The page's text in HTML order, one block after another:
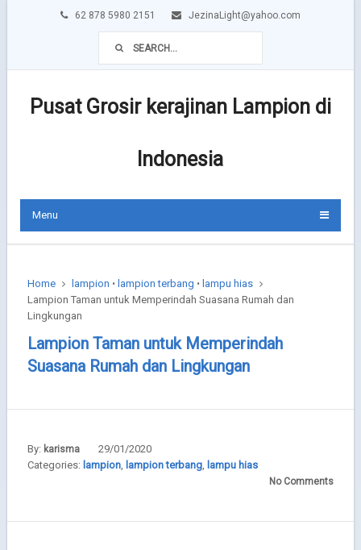
62 878 5980 2151 JezinaLight@yahoo.com
Pusat Grosir kerajinan Lampion di
Indonesia
Menu
Home lampion • lampion terbang • lampu hias
Lampion Taman untuk Memperindah Suasana Rumah dan
Lingkungan
Lampion Taman untuk Memperindah
Suasana Rumah dan Lingkungan
By: karisma
29/01/2020
Categories: lampion, lampion terbang, lampu hias
No Comments